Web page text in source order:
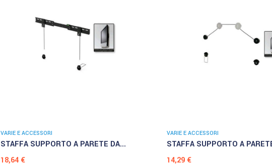
VARIE E ACCESSORI
STAFFA SUPPORTO A PARETE DA...
Prezzo
18,64 €
VARIE E ACCESSORI
STAFFA SUPPORTO A
Prezzo
14,29 €